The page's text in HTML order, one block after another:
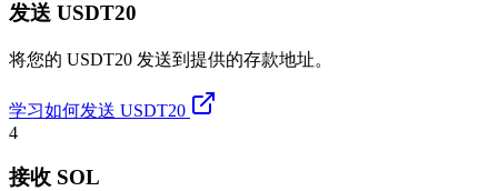
发送 USDT20
将您的 USDT20 发送到提供的存款地址。
学习如何发送 USDT20
4
接收 SOL